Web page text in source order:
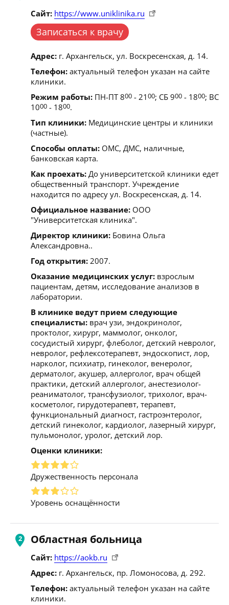
Сайт: https://www.uniklinika.ru
Записаться к врачу
Адрес: г. Архангельск, ул. Воскресенская, д. 14.
Телефон: актуальный телефон указан на сайте
клиники.
Режим работы: ПН-ПТ 800 - 2100; СБ 900 - 1800; ВС
1000 - 1800.
Тип клиники: Медицинские центры и клиники
(частные).
Способы оплаты: ОМС, ДМС, наличные,
банковская карта.
Как проехать: До университетской клиники едет
общественный транспорт. Учреждение
находится по адресу ул. Воскресенская, д. 14.
Официальное название: ООО
"Университетская клиника".
Директор клиники: Бовина Ольга
Александровна..
Год открытия: 2007.
Оказание медицинских услуг: взрослым
пациентам, детям, исследование анализов в
лаборатории.
В клинике ведут прием следующие
специалисты: врач узи, эндокринолог,
проктолог, хирург, маммолог, онколог,
сосудистый хирург, флеболог, детский невролог,
невролог, рефлексотерапевт, эндоскопист, лор,
нарколог, психиатр, гинеколог, венеролог,
дерматолог, акушер, аллерголог, врач общей
практики, детский аллерголог, анестезиолог-
реаниматолог, трансфузиолог, трихолог, врач-
косметолог, гирудотерапевт, терапевт,
функциональный диагност, гастроэнтеролог,
детский гинеколог, кардиолог, лазерный хирург,
пульмонолог, уролог, детский лор.
Оценки клиники:
Дружественность персонала
Уровень оснащённости
Областная больница
Сайт: https://aokb.ru
Адрес: г. Архангельск, пр. Ломоносова, д. 292.
Телефон: актуальный телефон указан на сайте
клиники.